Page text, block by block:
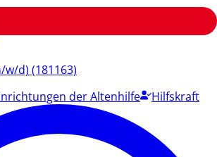
d) (181163)
der Altenhilfe Hilfskraft